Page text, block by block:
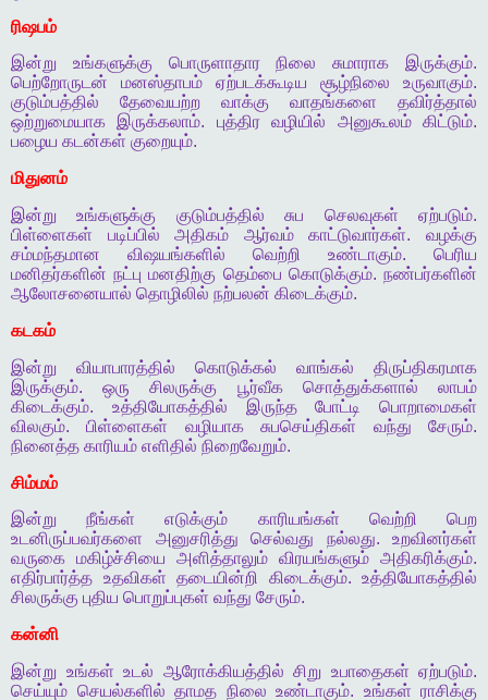
ரிஷபம்
இன்று
உங்களுக்கு பொருளாதார நிலை சுமாராக இருக்கும்.
பெற்றோருடன்
மனஸ்தாபம் ஏற்படக்கூடிய சூழ்நிலை உருவாகும்.
குடும்பத்தில்
தேவையற்ற வாக்கு வாதங்களை
தவிர்த்தால்
ஒற்றுமையாக
இருக்கலாம். புத்திர வழியில் அனுகூலம் கிட்டும்.
பழைய கடன்கள் குறையும்.
மிதுனம்
இன்று
உங்களுக்கு குடும்பத்தில் சுப செலவுகள் ஏற்படும்.
பிள்ளைகள்
படிப்பில் அதிகம் ஆர்வம் காட்டுவார்கள்.வழக்கு
சம்மந்தமான
விஷயங்களில் வெற்றி உண்டாகும். பெரிய
மனிதர்களின் நட்பு மனதிற்கு தெம்பை கொடுக்கும்.நண்பர்களின்
ஆலோசனையால் தொழிலில் நற்பலன் கிடைக்கும்.
கடகம்
இன்று
வியாபாரத்தில் கொடுக்கல் வாங்கல்
திருப்திகரமாக
இருக்கும்.ஒரு சிலருக்கு பூர்வீக சொத்துக்களால்
லாபம்
கிடைக்கும். உத்தியோகத்தில் இருந்த போட்டி
பொறாமைகள்
விலகும்.பிள்ளைகள் வழியாக சுபசெய்திகள் வந்து சேரும்.
நினைத்த காரியம் எளிதில் நிறைவேறும்.
சிம்மம்
இன்று
நீங்கள் எடுக்கும் காரியங்கள் வெற்றி
பெற
உடனிருப்பவர்களை
அனுசரித்து செல்வது நல்லது. உறவினர்கள்
வருகை மகிழ்ச்சியை அளித்தாலும் விரயங்களும் அதிகரிக்கும்.
எதிர்பார்த்த உதவிகள் தடையின்றி கிடைக்கும். உத்தியோகத்தில்
சிலருக்கு புதிய பொறுப்புகள் வந்து சேரும்.
கன்னி
இன்று உங்கள் உடல் ஆரோக்கியத்தில் சிறு உபாதைகள் ஏற்படும்.
செய்யும் செயல்களில் தாமத நிலை உண்டாகும். உங்கள் ராசிக்கு